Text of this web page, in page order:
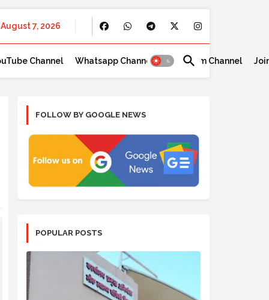
August 7, 2026
Channel Whatsapp Channel Telegram Channel
FOLLOW BY GOOGLE NEWS
POPULAR POSTS